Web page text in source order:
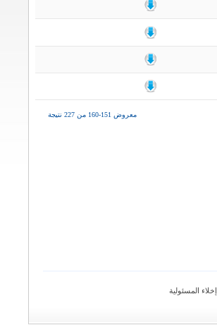
معروض 151-160 من 227 نتيجة
إخلاء المسئولية